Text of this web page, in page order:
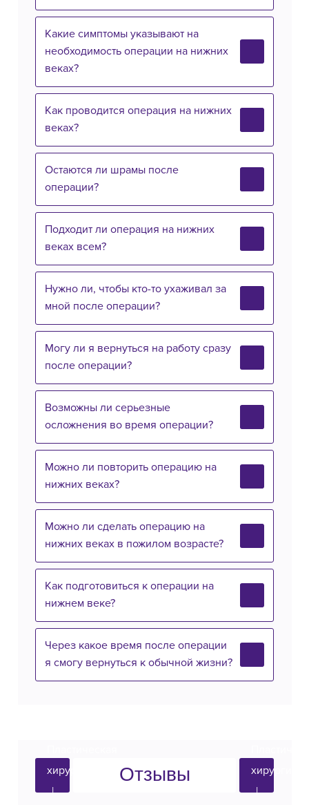
Какие симптомы указывают на
необходимость операции на нижних
веках?
Как проводится операция на нижних
веках?
Остаются ли шрамы после
операции?
Подходит ли операция на нижних
веках всем?
Нужно ли, чтобы кто-то ухаживал за
мной после операции?
Могу ли я вернуться на работу сразу
после операции?
Возможны ли серьезные
осложнения во время операции?
Можно ли повторить операцию на
нижних веках?
Можно ли сделать операцию на
нижних веках в пожилом возрасте?
Как подготовиться к операции на
нижнем веке?
Через какое время после операции
я смогу вернуться к обычной жизни?
Отзывы